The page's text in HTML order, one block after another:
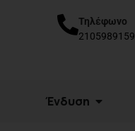
Τηλέφωνο
2105989159
Ένδυση